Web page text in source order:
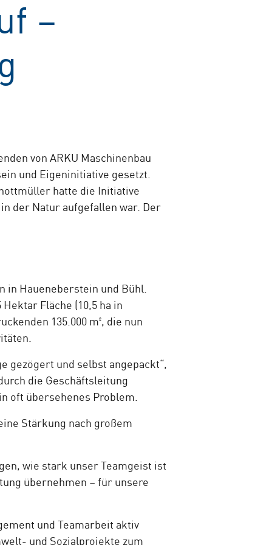
–
von ARKU Maschinenbau
und Eigeninitiative gesetzt.
hatte die Initiative
der Natur aufgefallen war. Der
in Haueneberstein und Bühl.
Fläche (10,5 ha in
135.000 m², die nun
gezögert und selbst angepackt“,
die Geschäftsleitung
oft übersehenes Problem.
Stärkung nach großem
wie stark unser Teamgeist ist
übernehmen – für unsere
und Teamarbeit aktiv
und Sozialprojekte zum